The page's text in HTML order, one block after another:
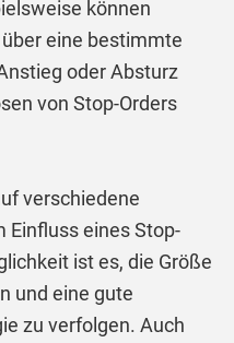
können
eine bestimmte
oder Absturz
von Stop-Orders
verschiedene
Einfluss eines Stop-
ist es, die Größe
und eine gute
zu verfolgen. Auch